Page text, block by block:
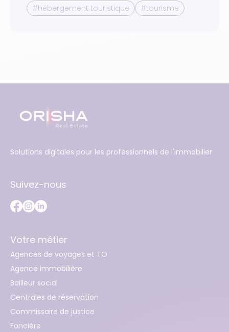
#hébergement touristique #tourisme
Solutions digitales pour les professionnels de l'immobilier
Suivez-nous
Votre métier
Agences de voyages et TO
Agence immobilière
Bailleur social
Centrales de réservation
Commissaire de justice
Foncière